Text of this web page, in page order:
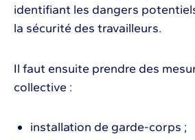
identifiant les dangers
la sécurité des travailleurs.
Il faut ensuite prendre des
collective :
installation de garde-corps ;